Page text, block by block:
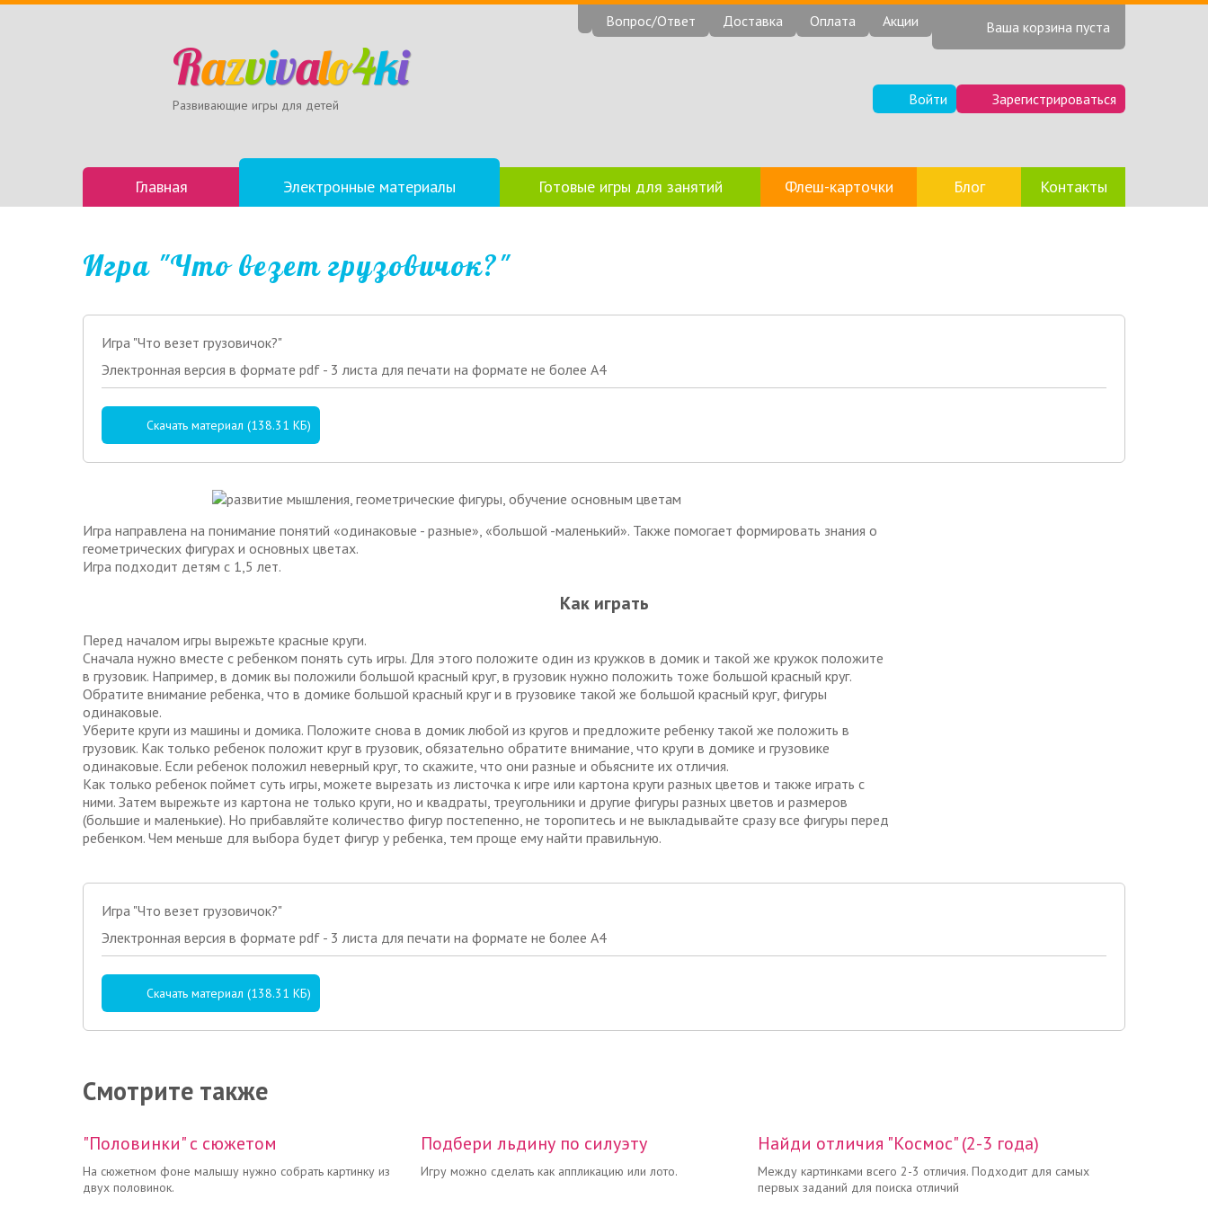
Вопрос/Ответ Доставка Оплата Акции Ваша корзина пуста
Razvivalo4ki
Развивающие игры для детей Войти Зарегистрироваться
Главная Электронные материалы Готовые игры для занятий Флеш-карточки Блог Контакты
Игра "Что везет грузовичок?"
Игра "Что везет грузовичок?"
Электронная версия в формате pdf - 3 листа для печати на формате не более А4
Скачать материал (138.31 КБ)
Игра направлена на понимание понятий «одинаковые - разные», «большой -маленький». Также помогает формировать знания о
геометрических фигурах и основных цветах.
Игра подходит детям с 1,5 лет.
Как играть
Перед началом игры вырежьте красные круги.
Сначала нужно вместе с ребенком понять суть игры. Для этого положите один из кружков в домик и такой же кружок положите
в грузовик. Например, в домик вы положили большой красный круг, в грузовик нужно положить тоже большой красный круг.
Обратите внимание ребенка, что в домике большой красный круг и в грузовике такой же большой красный круг, фигуры
одинаковые.
Уберите круги из машины и домика. Положите снова в домик любой из кругов и предложите ребенку такой же положить в
грузовик. Как только ребенок положит круг в грузовик, обязательно обратите внимание, что круги в домике и грузовике
одинаковые. Если ребенок положил неверный круг, то скажите, что они разные и обьясните их отличия.
Как только ребенок поймет суть игры, можете вырезать из листочка к игре или картона круги разных цветов и также играть с
ними. Затем вырежьте из картона не только круги, но и квадраты, треугольники и другие фигуры разных цветов и размеров
(большие и маленькие). Но прибавляйте количество фигур постепенно, не торопитесь и не выкладывайте сразу все фигуры перед
ребенком. Чем меньше для выбора будет фигур у ребенка, тем проще ему найти правильную.
Игра "Что везет грузовичок?"
Электронная версия в формате pdf - 3 листа для печати на формате не более А4
Скачать материал (138.31 КБ)
Смотрите также
Читать полностью →
"Половинки" с сюжетом
На сюжетном фоне малышу нужно собрать картинку из
двух половинок.
Читать полностью →
Подбери льдину по силуэту
Игру можно сделать как аппликацию или лото.
Читать полностью →
Найди отличия "Космос" (2-3 года)
Между картинками всего 2-3 отличия. Подходит для самых
первых заданий для поиска отличий